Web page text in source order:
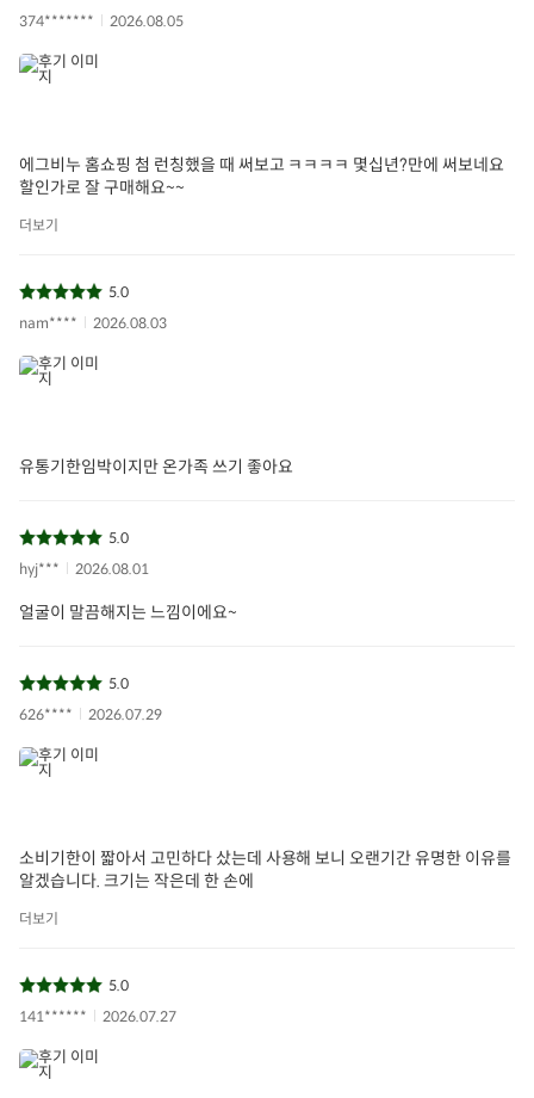
374*******
2026.08.05
에그비누 홈쇼핑 첨 런칭했을 때 써보고 ㅋㅋㅋㅋ 몇십년?만에 써보네요
할인가로 잘 구매해요~~
더보기
5.0
nam****
2026.08.03
유통기한임박이지만 온가족 쓰기 좋아요
5.0
hyj***
2026.08.01
얼굴이 말끔해지는 느낌이에요~
5.0
626****
2026.07.29
소비기한이 짧아서 고민하다 샀는데 사용해 보니 오랜기간 유명한 이유를
알겠습니다. 크기는 작은데 한 손에
더보기
5.0
141******
2026.07.27